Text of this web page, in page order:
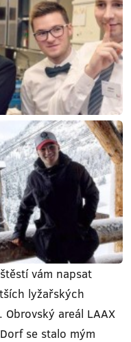
vám napsat
lyžařských
areál LAAX
se stalo mým